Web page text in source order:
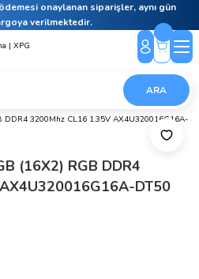
onaylanan siparişler, aynı gün
verilmektedir.
ARA
(16X2) RGB DDR4
DT50